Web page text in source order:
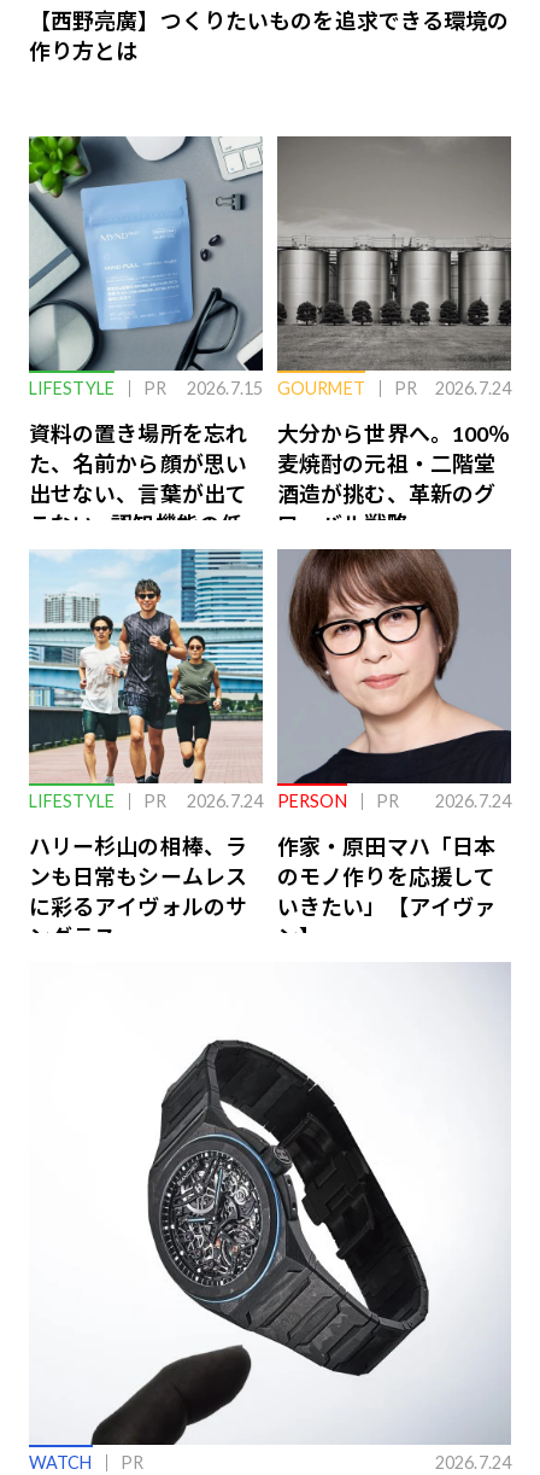
【西野亮廣】つくりたいものを追求できる環境の
作り方とは
LIFESTYLE PR 2026.7.15
資料の置き場所を忘れ
た、名前から顔が思い
出せない、言葉が出て
こない…認知機能の低
下を救う、脳のインナ
ーケアとは
GOURMET PR 2026.7.24
大分から世界へ。100％
麦焼酎の元祖・二階堂
酒造が挑む、革新のグ
ローバル戦略
LIFESTYLE PR 2026.7.24
ハリー杉山の相棒、ラ
ンも日常もシームレス
に彩るアイヴォルのサ
ングラス
PERSON PR 2026.7.24
作家・原田マハ「日本
のモノ作りを応援して
いきたい」【アイヴァ
ン】
WATCH PR 2026.7.24